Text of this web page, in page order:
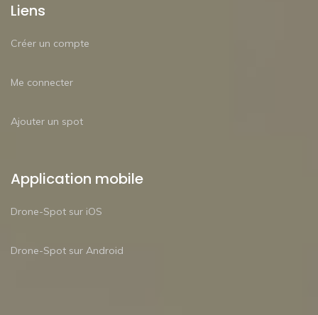
Liens
Créer un compte
Me connecter
Ajouter un spot
Application mobile
Drone-Spot sur iOS
Drone-Spot sur Android